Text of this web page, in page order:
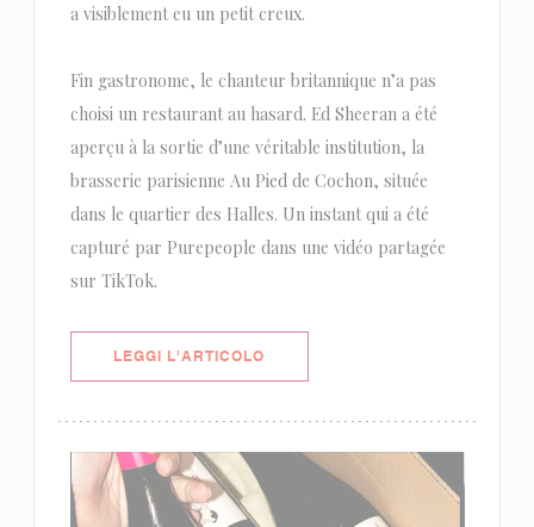
a visiblement eu un petit creux.
Fin gastronome, le chanteur britannique n’a pas
choisi un restaurant au hasard. Ed Sheeran a été
aperçu à la sortie d’une véritable institution, la
brasserie parisienne Au Pied de Cochon, située
dans le quartier des Halles. Un instant qui a été
capturé par Purepeople dans une vidéo partagée
sur TikTok.
LEGGI L'ARTICOLO